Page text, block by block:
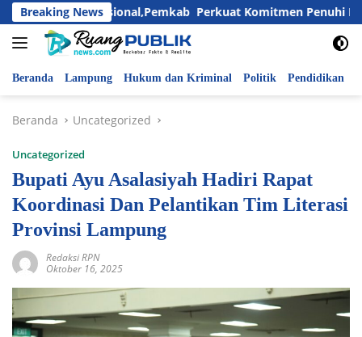
Langsung
ke
konten
Breaking News
Nasional,Pemkab Perkuat Komitmen Penuhi Hak dan
Beranda Lampung Hukum dan Kriminal Politik Pendidikan
Beranda Uncategorized
Uncategorized
Bupati Ayu Asalasiyah Hadiri Rapat
Koordinasi Dan Pelantikan Tim Literasi
Provinsi Lampung
Redaksi RPN
Oktober 16, 2025